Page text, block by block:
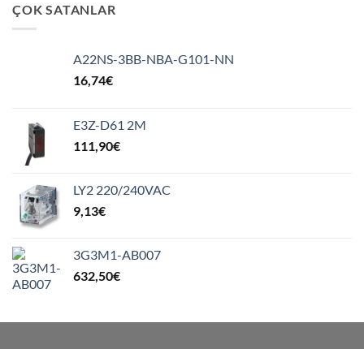
ÇOK SATANLAR
A22NS-3BB-NBA-G101-NN
16,74€
E3Z-D61 2M
111,90€
LY2 220/240VAC
9,13€
3G3M1-AB007
632,50€